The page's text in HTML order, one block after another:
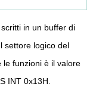
in un buffer di
settore logico del
le funzioni è il valore
INT 0x13H.